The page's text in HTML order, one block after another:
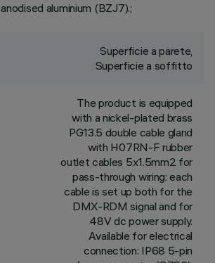
aluminium (BZJ7).;
Superficie a parete,
Superficie a soffitto
The product is equipped
with a nickel-plated brass
PG13.5 double cable gland
with H07RN-F rubber
outlet cables 5x1.5mm2 for
pass-through wiring: each
cable is set up both for the
DMX-RDM signal and for
48V dc power supply.
Available for electrical
connection: IP68 5-pin